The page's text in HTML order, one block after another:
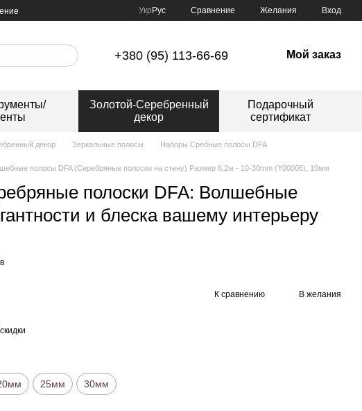
Укр Рус Сравнение Желания Вход
+380 (95) 113-66-69 Мой заказ
Золотой-Серебренный
декор
Подарочный
сертификат
декор Зеркальные полосы
Наборы Сребные полосы DFA
полосы DFA (Серебряные полоски на стену) Размер 6,2м - 10-30mm (Y00006), 10мм
полоски DFA: Волшебные
и блеска вашему интерьеру
К сравнению В желания
25мм 30мм